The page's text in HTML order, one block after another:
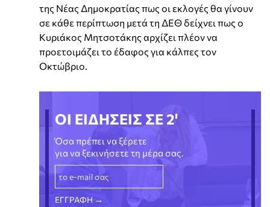
της Νέας Δημοκρατίας πως οι εκλογές θα γίνουν
σε κάθε περίπτωση μετά τη ΔΕΘ δείχνει πως ο
Κυριάκος Μητσοτάκης αρχίζει πλέον να
προετοιμάζει το έδαφος για κάλπες τον
Οκτώβριο.
ΟΙ ΕΙΔΗΣΕΙΣ ΣΕ 2'
Όσα πρέπει να ξέρετε
για να ξεκινήσετε τη μέρα σας.